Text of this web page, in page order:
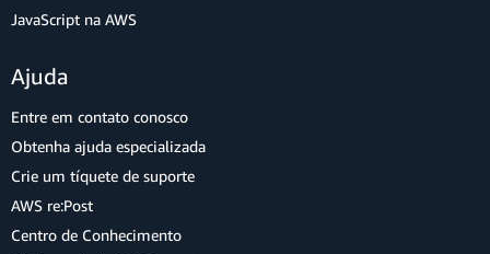
JavaScript na AWS
Ajuda
Entre em contato conosco
Obtenha ajuda especializada
Crie um tíquete de suporte
AWS re:Post
Centro de Conhecimento